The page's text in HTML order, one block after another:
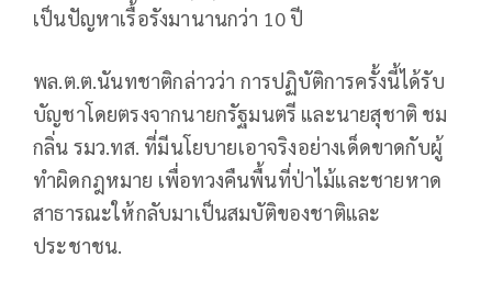
เป็นปัญหาเรื้อรังมานานกว่า 10 ปี
พล.ต.ต.นันทชาติกล่าวว่า การปฏิบัติการครั้งนี้ได้รับ
บัญชาโดยตรงจากนายกรัฐมนตรี และนายสุชาติ ชม
กลิ่น รมว.ทส. ที่มีนโยบายเอาจริงอย่างเด็ดขาดกับผู้
ทำผิดกฎหมาย เพื่อทวงคืนพื้นที่ป่าไม้และชายหาด
สาธารณะให้กลับมาเป็นสมบัติของชาติและ
ประชาชน.